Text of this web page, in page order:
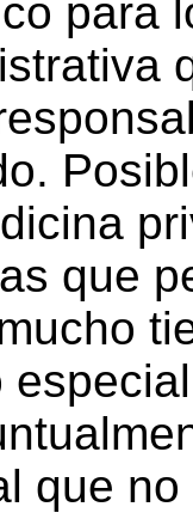
para
que
que